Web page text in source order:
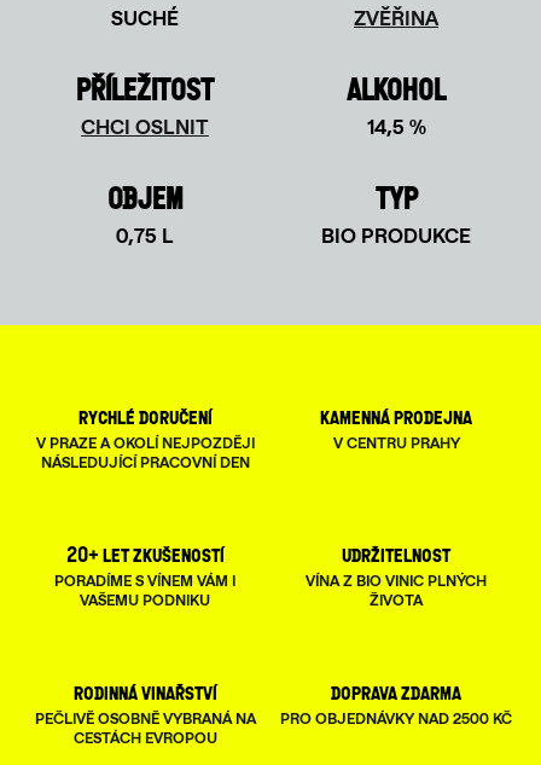
SUCHÉ ZVĚŘINA
PŘÍLEŽITOST
CHCI OSLNIT
ALKOHOL
14,5 %
OBJEM
0,75 L
TYP
BIO PRODUKCE
rychlé doručení
V PRAZE A OKOLÍ NEJPOZDĚJI
NÁSLEDUJÍCÍ PRACOVNÍ DEN
kamenná prodejna
V CENTRU PRAHY
20+ let zkušeností
PORADÍME S VÍNEM VÁM I
VAŠEMU PODNIKU
udržitelnost
VÍNA Z BIO VINIC PLNÝCH
ŽIVOTA
rodinná vinařství
PEČLIVĚ OSOBNĚ VYBRANÁ NA
CESTÁCH EVROPOU
doprava zdarma
PRO OBJEDNÁVKY NAD 2500 KČ